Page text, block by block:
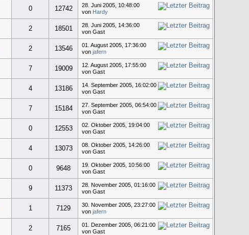
0 12742
28. Juni 2005, 10:48:00
von Hardy
2 18501
28. Juni 2005, 14:36:00
von Gast
2 13546
01. August 2005, 17:36:00
von jafern
7 19009
12. August 2005, 17:55:00
von Gast
4 13186
14. September 2005, 16:02:00
von Gast
7 15184
27. September 2005, 06:54:00
von Gast
0 12553
02. Oktober 2005, 19:04:00
von Gast
4 13073
08. Oktober 2005, 14:26:00
von Gast
0 9648
19. Oktober 2005, 10:56:00
von Gast
9 11373
28. November 2005, 01:16:00
von Gast
1 7129
30. November 2005, 23:27:00
von jafern
2 7165
01. Dezember 2005, 06:21:00
von Gast